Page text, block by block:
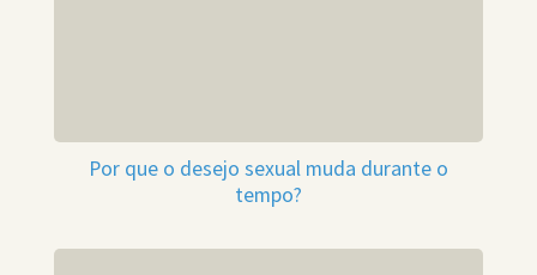
Por que o desejo sexual muda durante o
tempo?